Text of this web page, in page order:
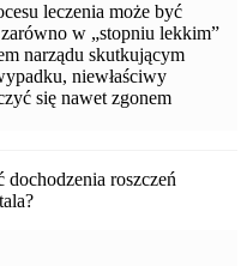
leczenia może być
w „stopniu lekkim”
narządu skutkującym
niewłaściwy
się nawet zgonem
roszczeń